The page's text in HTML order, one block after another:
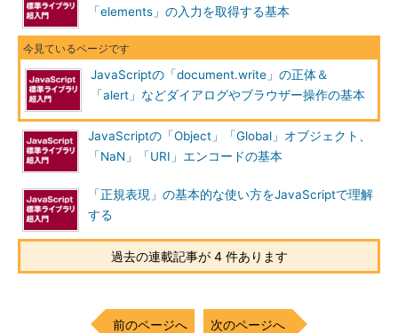
「elements」の入力を取得する基本
JavaScriptの「document.write」の正体＆
「alert」などダイアログやブラウザー操作の基本
JavaScriptの「Object」「Global」オブジェクト、
「NaN」「URI」エンコードの基本
「正規表現」の基本的な使い方をJavaScriptで理解
する
過去の連載記事が 4 件あります
前のページへ 次のページへ